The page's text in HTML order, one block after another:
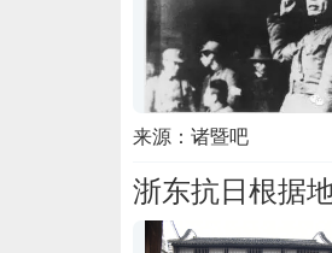
来源：诸暨吧
浙东抗日根据